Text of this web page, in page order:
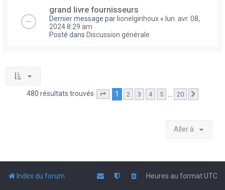
grand livre fournisseurs
Dernier message par lionelginhoux « lun. avr. 08,
2024 8:29 am
Posté dans Discussion générale
480 résultats trouvés Page sur20
1 2 3 4 5 … 20
Aller à
Index du forum Heures au formatUTC